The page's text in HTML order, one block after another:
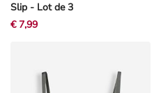
Slip - Lot de 3
€ 7,99